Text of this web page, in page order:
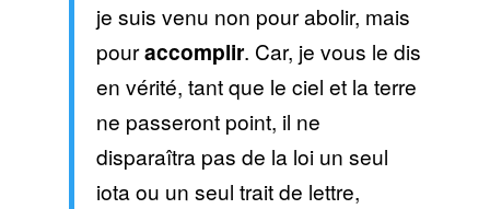
je suis venu non pour abolir, mais
pouraccomplir. Car, je vous le dis
en vérité, tant que le ciel et la terre
ne passeront point, il ne
disparaîtra pas de la loi un seul
iota ou un seul trait de lettre,